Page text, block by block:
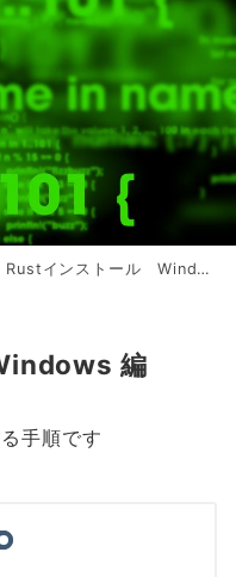
Rustインストール Windows 編
編
手順です